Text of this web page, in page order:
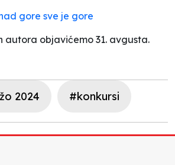
gore sve je gore
autora objavićemo 31. avgusta.
2024 #konkursi